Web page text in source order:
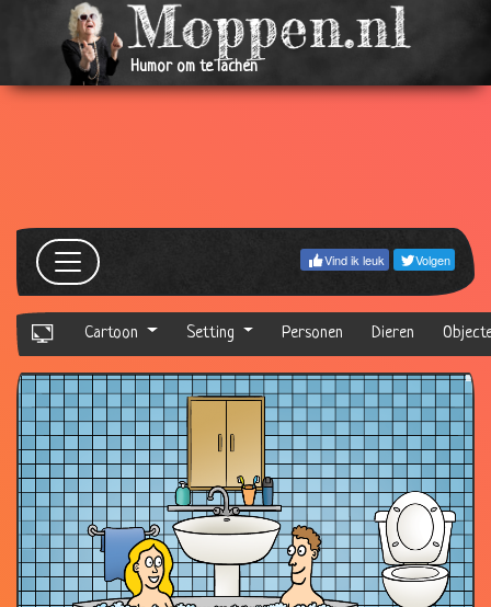
Humor om te lachen
Vind ik leuk Volgen
Cartoon Setting Personen Dieren